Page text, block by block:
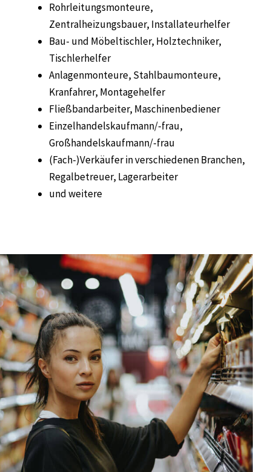
Rohrleitungsmonteure,
Zentralheizungsbauer, Installateurhelfer
Bau- und Möbeltischler, Holztechniker,
Tischlerhelfer
Anlagenmonteure, Stahlbaumonteure,
Kranfahrer, Montagehelfer
Fließbandarbeiter, Maschinenbediener
Einzelhandelskaufmann/-frau,
Großhandelskaufmann/-frau
(Fach-)Verkäufer in verschiedenen Branchen,
Regalbetreuer, Lagerarbeiter
und weitere